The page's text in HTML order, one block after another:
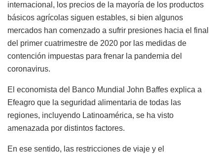
internacional, los precios de la mayoría de los productos
básicos agrícolas siguen estables, si bien algunos
mercados han comenzado a sufrir presiones hacia el final
del primer cuatrimestre de 2020 por las medidas de
contención impuestas para frenar la pandemia del
coronavirus.
El economista del Banco Mundial John Baffes explica a
Efeagro que la seguridad alimentaria de todas las
regiones, incluyendo Latinoamérica, se ha visto
amenazada por distintos factores.
En ese sentido, las restricciones de viaje y el